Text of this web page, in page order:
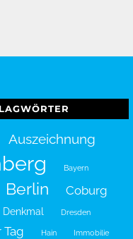
Auszeichnung
Bayern
Berlin Coburg
Denkmal Dresden
Tag Hain Immobilie